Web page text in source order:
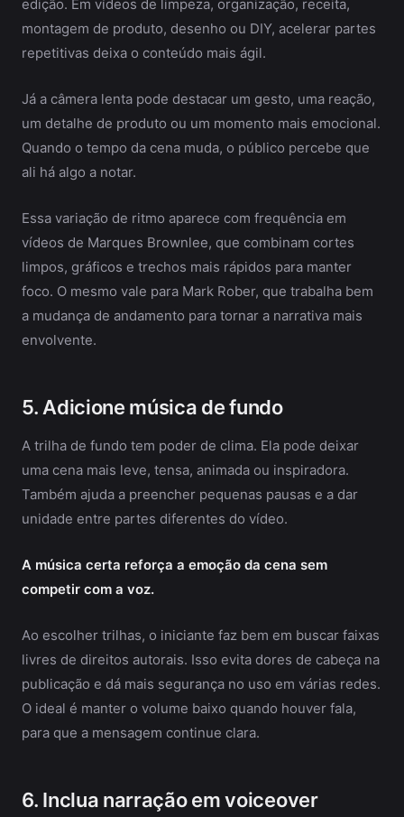
edição. Em vídeos de limpeza, organização, receita,
montagem de produto, desenho ou DIY, acelerar partes
repetitivas deixa o conteúdo mais ágil.
Já a câmera lenta pode destacar um gesto, uma reação,
um detalhe de produto ou um momento mais emocional.
Quando o tempo da cena muda, o público percebe que
ali há algo a notar.
Essa variação de ritmo aparece com frequência em
vídeos de Marques Brownlee, que combinam cortes
limpos, gráficos e trechos mais rápidos para manter
foco. O mesmo vale para Mark Rober, que trabalha bem
a mudança de andamento para tornar a narrativa mais
envolvente.
5. Adicione música de fundo
A trilha de fundo tem poder de clima. Ela pode deixar
uma cena mais leve, tensa, animada ou inspiradora.
Também ajuda a preencher pequenas pausas e a dar
unidade entre partes diferentes do vídeo.
A música certa reforça a emoção da cena sem
competir com a voz.
Ao escolher trilhas, o iniciante faz bem em buscar faixas
livres de direitos autorais. Isso evita dores de cabeça na
publicação e dá mais segurança no uso em várias redes.
O ideal é manter o volume baixo quando houver fala,
para que a mensagem continue clara.
6. Inclua narração em voiceover